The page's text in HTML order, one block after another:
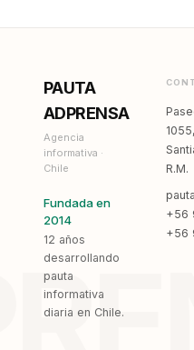
PAUTA
ADPRENSA
Agencia
informativa ·
Chile
Fundada en
2014
12 años
desarrollando
pauta
informativa
diaria en Chile.
R.M.
+56
+56